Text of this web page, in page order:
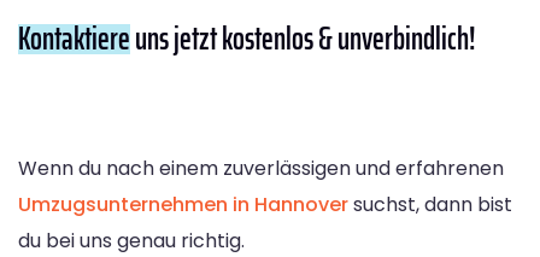
Kontaktiereuns jetzt kostenlos & unverbindlich!
Wenn du nach einem zuverlässigen und erfahrenen
Umzugsunternehmen in Hannoversuchst, dann bist
du bei uns genau richtig.